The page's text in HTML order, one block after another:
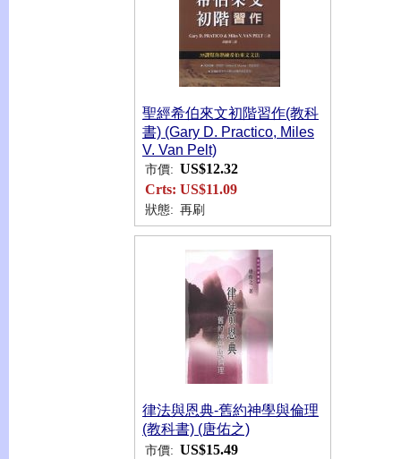
聖經希伯來文初階習作(教科
書) (Gary D. Practico, Miles
V. Van Pelt)
市價: US$12.32
Crts: US$11.09
狀態: 再刷
律法與恩典-舊約神學與倫理
(教科書) (唐佑之)
市價: US$15.49